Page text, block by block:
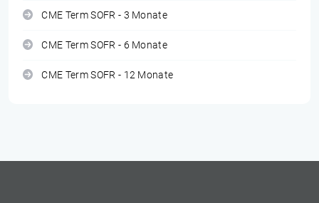
CME Term SOFR - 3 Monate
CME Term SOFR - 6 Monate
CME Term SOFR - 12 Monate